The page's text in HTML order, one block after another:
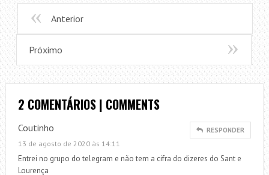
Anterior
Próximo
2 COMENTÁRIOS | COMMENTS
Coutinho RESPONDER
13 de agosto de 2020 às 14:11
Entrei no grupo do telegram e não tem a cifra do dizeres do Sant e
Lourença